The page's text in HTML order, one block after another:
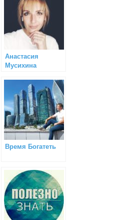
Анастасия
Мусихина
Время Богатеть